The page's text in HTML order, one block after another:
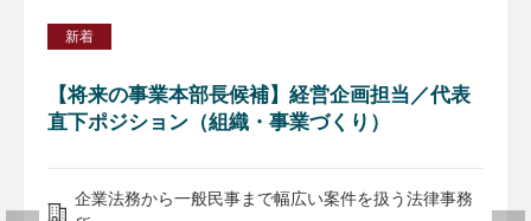
新着
【将来の事業本部長候補】経営企画担当／代表
直下ポジション（組織・事業づくり）
企業法務から一般民事まで幅広い案件を扱う法律事務